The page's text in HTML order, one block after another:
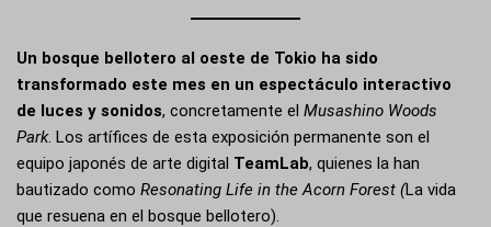
Un bosque bellotero al oeste de Tokio ha sido
transformado este mes en un espectáculo interactivo
de luces y sonidos, concretamente el Musashino Woods
Park. Los artífices de esta exposición permanente son el
equipo japonés de arte digital TeamLab, quienes la han
bautizado como Resonating Life in the Acorn Forest (La vida
que resuena en el bosque bellotero).